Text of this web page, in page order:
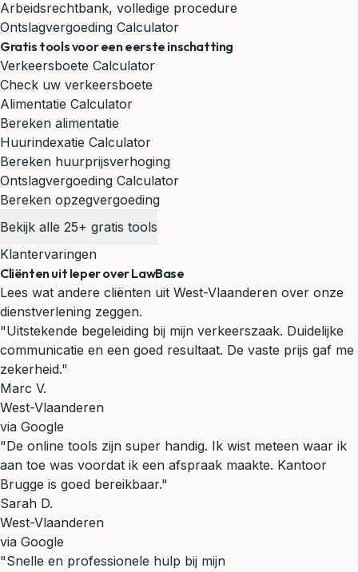
Arbeidsrechtbank, volledige procedure
Ontslagvergoeding Calculator
Gratis tools voor een eerste inschatting
Verkeersboete Calculator
Check uw verkeersboete
Alimentatie Calculator
Bereken alimentatie
Huurindexatie Calculator
Bereken huurprijsverhoging
Ontslagvergoeding Calculator
Bereken opzegvergoeding
Bekijk alle 25+ gratis tools
Klantervaringen
Cliënten uit Ieper over LawBase
Lees wat andere cliënten uit West-Vlaanderen over onze
dienstverlening zeggen.
"Uitstekende begeleiding bij mijn verkeerszaak. Duidelijke
communicatie en een goed resultaat. De vaste prijs gaf me
zekerheid."
Marc V.
West-Vlaanderen
via Google
"De online tools zijn super handig. Ik wist meteen waar ik
aan toe was voordat ik een afspraak maakte. Kantoor
Brugge is goed bereikbaar."
Sarah D.
West-Vlaanderen
via Google
"Snelle en professionele hulp bij mijn